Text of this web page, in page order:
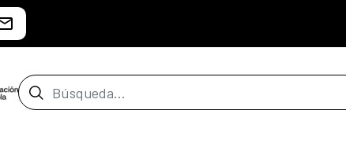
Barra de búsqueda